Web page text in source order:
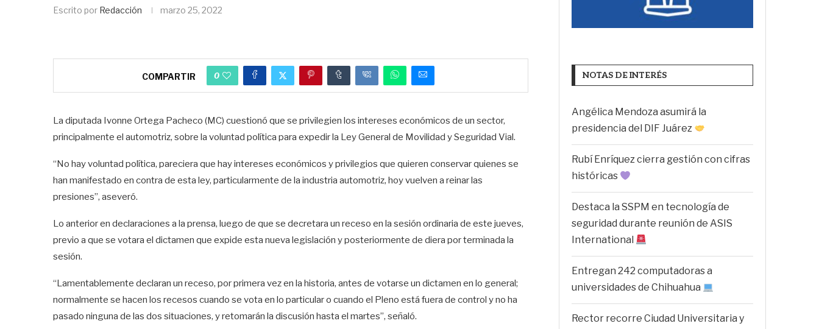
Escrito por Redacción marzo 25, 2022
COMPARTIR 0
La diputada Ivonne Ortega Pacheco (MC) cuestionó que se privilegien los intereses económicos de un sector,
principalmente el automotriz, sobre la voluntad política para expedir la Ley General de Movilidad y Seguridad Vial.
“No hay voluntad política, pareciera que hay intereses económicos y privilegios que quieren conservar quienes se
han manifestado en contra de esta ley, particularmente de la industria automotriz, hoy vuelven a reinar las
presiones”, aseveró.
Lo anterior en declaraciones a la prensa, luego de que se decretara un receso en la sesión ordinaria de este jueves,
previo a que se votara el dictamen que expide esta nueva legislación y posteriormente de diera por terminada la
sesión.
“Lamentablemente declaran un receso, por primera vez en la historia, antes de votarse un dictamen en lo general;
normalmente se hacen los recesos cuando se vota en lo particular o cuando el Pleno está fuera de control y no ha
pasado ninguna de las dos situaciones, y retomarán la discusión hasta el martes”, señaló.
NOTAS DE INTERÉS
Angélica Mendoza asumirá la
presidencia del DIF Juárez
Rubí Enríquez cierra gestión con cifras
históricas
Destaca la SSPM en tecnología de
seguridad durante reunión de ASIS
International
Entregan 242 computadoras a
universidades de Chihuahua
Rector recorre Ciudad Universitaria y